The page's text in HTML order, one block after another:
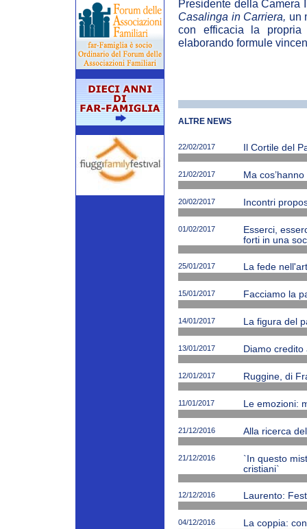
Presidente della Camera
Casalinga in Carriera, un
con efficacia la propria
elaborando formule
ALTRE NEWS
22/02/2017 Il Cortile del
21/02/2017 Ma
20/02/2017 Incontri
01/02/2017
Esserci,
forti in una
25/01/2017 La fede
15/01/2017 Facciamo la
14/01/2017 La figura del
13/01/2017 Diamo
12/01/2017 Ruggine, di
11/01/2017 Le emozioni:
21/12/2016 Alla ricerca
21/12/2016
`In questo
cristiani`
12/12/2016 Laurento:
04/12/2016 La coppia: